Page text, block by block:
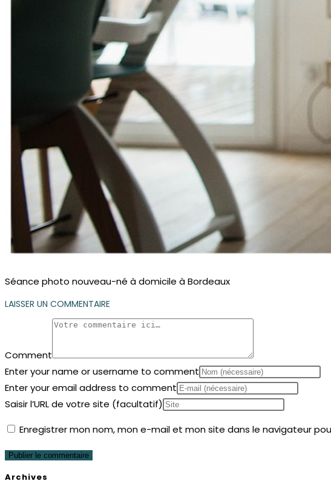
Séance photo nouveau-né à domicile à Bordeaux
LAISSER UN COMMENTAIRE
Comment
Enter your name or username to comment
Enter your email address to comment
Saisir l’URL de votre site (facultatif)
Enregistrer mon nom, mon e-mail et mon site dans le navigateur
Archives